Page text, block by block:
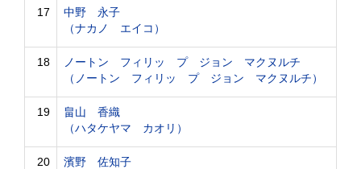
17
中野 永子
（ナカノ エイコ）
18
ノートン フィリッ プ ジョン マクヌルチ
（ノートン フィリッ プ ジョン マクヌルチ）
19
畠山 香織
（ハタケヤマ カオリ）
20
濱野 佐知子